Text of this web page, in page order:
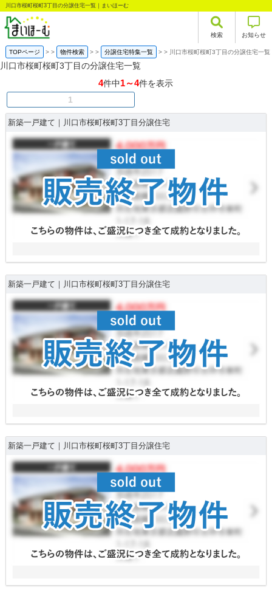
川口市桜町桜町3丁目の分譲住宅一覧｜まいほーむ
検索 お知らせ
TOPページ > 物件検索 > 分譲住宅特集一覧 > 川口市桜町桜町3丁目の分譲住宅一覧
川口市桜町桜町3丁目の分譲住宅一覧
4件中1～4件を表示
1
新築一戸建て｜川口市桜町桜町3丁目分譲住宅
新築一戸建て｜川口市桜町桜町3丁目分譲住宅
新築一戸建て｜川口市桜町桜町3丁目分譲住宅